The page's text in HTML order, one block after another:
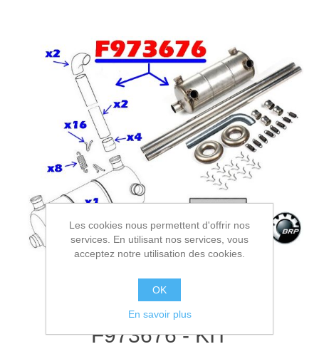
F973676 - KIT
Les cookies nous permettent d'offrir nos
services. En utilisant nos services, vous
acceptez notre utilisation des cookies.
OK
En savoir plus